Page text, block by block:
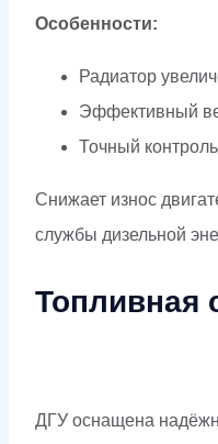
Особенности:
Радиатор
Эффективный
Точный
Снижает износ
службы дизельной
Топливная
ДГУ оснащена